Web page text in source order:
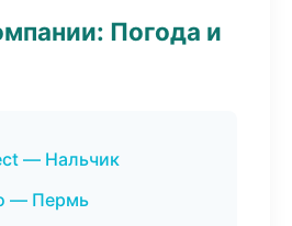
Погода и
— Нальчик
— Пермь